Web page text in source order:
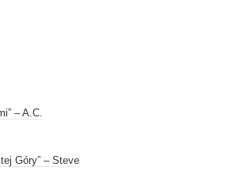
– A.C.
Góry” – Steve